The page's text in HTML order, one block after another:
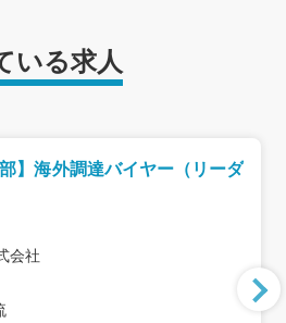
いる求人
】海外調達バイヤー（リーダ
会社